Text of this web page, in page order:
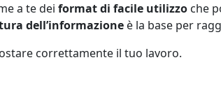
a te dei format di facile utilizzo che
dell’informazione è la base per
correttamente il tuo lavoro.